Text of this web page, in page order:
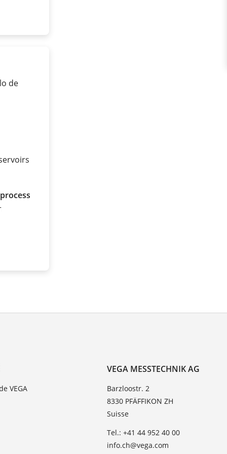
de
VEGA
VEGA MESSTECHNIK AG
Barzloostr. 2
8330 PFÄFFIKON ZH
Suisse
Tel.: +41 44 952 40 00
info.ch@vega.com